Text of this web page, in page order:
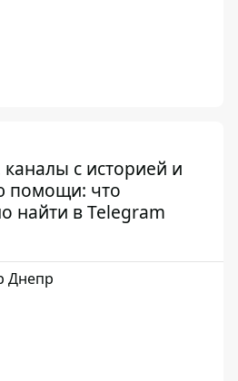
с историей и
помощи: что
найти в Telegram
Днепр